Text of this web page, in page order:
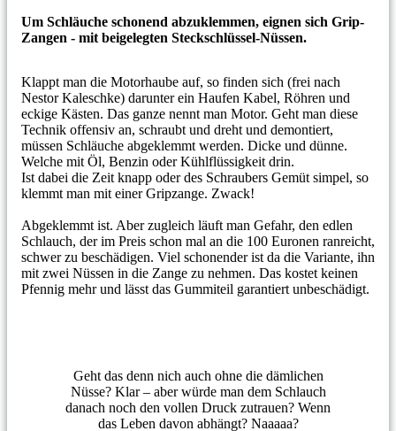
Um Schläuche schonend abzuklemmen, eignen sich Grip-
Zangen - mit beigelegten Steckschlüssel-Nüssen.
Klappt man die Motorhaube auf, so finden sich (frei nach
Nestor Kaleschke) darunter ein Haufen Kabel, Röhren und
eckige Kästen. Das ganze nennt man Motor. Geht man diese
Technik offensiv an, schraubt und dreht und demontiert,
müssen Schläuche abgeklemmt werden. Dicke und dünne.
Welche mit Öl, Benzin oder Kühlflüssigkeit drin.
Ist dabei die Zeit knapp oder des Schraubers Gemüt simpel, so
klemmt man mit einer Gripzange. Zwack!
Abgeklemmt ist. Aber zugleich läuft man Gefahr, den edlen
Schlauch, der im Preis schon mal an die 100 Euronen ranreicht,
schwer zu beschädigen. Viel schonender ist da die Variante, ihn
mit zwei Nüssen in die Zange zu nehmen. Das kostet keinen
Pfennig mehr und lässt das Gummiteil garantiert unbeschädigt.
Geht das denn nich auch ohne die dämlichen
Nüsse? Klar – aber würde man dem Schlauch
danach noch den vollen Druck zutrauen? Wenn
das Leben davon abhängt? Naaaaa?